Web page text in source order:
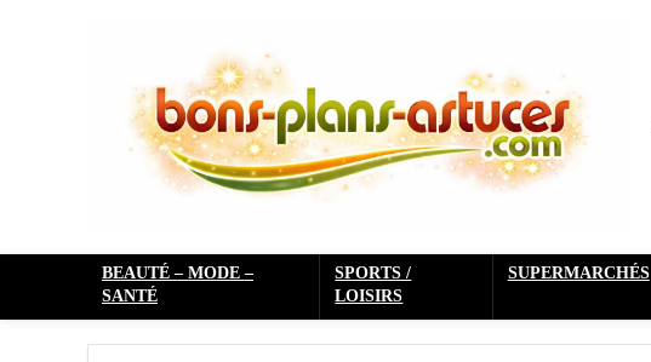
BEAUTÉ – MODE –
SANTÉ
SPORTS /
LOISIRS
SUPERMARCHÉS